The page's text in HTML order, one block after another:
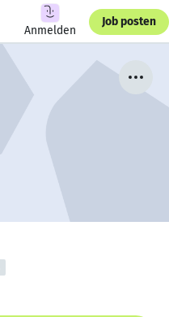
Anmelden
Job posten